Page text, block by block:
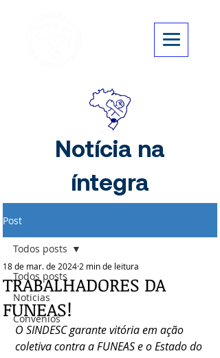
Notícia na
íntegra
Post
Todos posts
Noticias
Convênios
Todos posts
TRABALHADORES DA
FUNEAS!
18 de mar. de 2024 2 min de leitura
O SINDESC garante vitória em ação
coletiva contra a FUNEAS e o Estado do